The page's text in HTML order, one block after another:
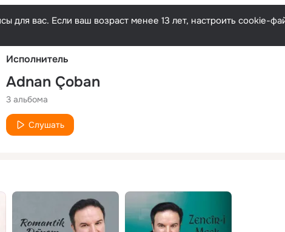
Русский
для вас. Если ваш возраст менее 13 лет, настроить cookie-
Исполнитель
Adnan Çoban
3 альбома
Слушать